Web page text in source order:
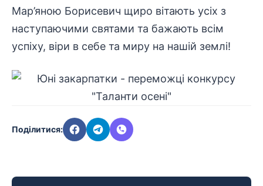
Мар’яною Борисевич щиро вітають усіх з
наступаючими святами та бажають всім
успіху, віри в себе та миру на нашій землі!
Поділитися: